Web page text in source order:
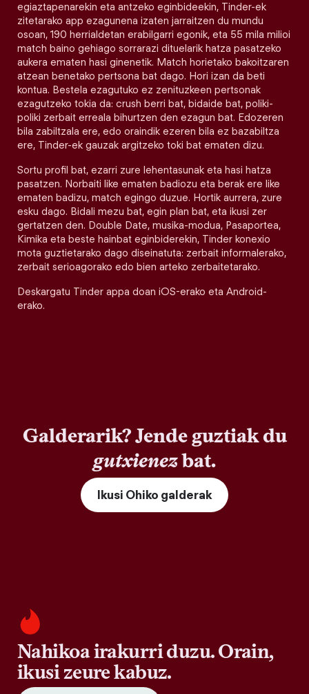
egiaztapenarekin eta antzeko eginbideekin, Tinder-ek
zitetarako app ezagunena izaten jarraitzen du mundu
osoan, 190 herrialdetan erabilgarri egonik, eta 55 mila milioi
match baino gehiago sorrarazi dituelarik hatza pasatzeko
aukera ematen hasi ginenetik. Match horietako bakoitzaren
atzean benetako pertsona bat dago. Hori izan da beti
kontua. Bestela ezagutuko ez zenituzkeen pertsonak
ezagutzeko tokia da: crush berri bat, bidaide bat, poliki-
poliki zerbait erreala bihurtzen den ezagun bat. Edozeren
bila zabiltzala ere, edo oraindik ezeren bila ez bazabiltza
ere, Tinder-ek gauzak argitzeko toki bat ematen dizu.
Sortu profil bat, ezarri zure lehentasunak eta hasi hatza
pasatzen. Norbaiti like ematen badiozu eta berak ere like
ematen badizu, match egingo duzue. Hortik aurrera, zure
esku dago. Bidali mezu bat, egin plan bat, eta ikusi zer
gertatzen den. Double Date, musika-modua, Pasaportea,
Kimika eta beste hainbat eginbiderekin, Tinder konexio
mota guztietarako dago diseinatuta: zerbait informalerako,
zerbait serioagorako edo bien arteko zerbaitetarako.
Deskargatu Tinder appa doan iOS-erako eta Android-
erako.
Galderarik? Jende guztiak du
gutxienezbat.
Ikusi Ohiko galderak
Nahikoa irakurri duzu. Orain,
ikusi zeure kabuz.